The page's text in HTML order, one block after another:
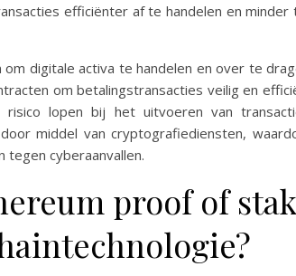
efficiënter af te handelen en minder
digitale activa te handelen en over te
om betalingstransacties veilig en
lopen bij het uitvoeren van
middel van cryptografiediensten,
tegen cyberaanvallen.
proof of